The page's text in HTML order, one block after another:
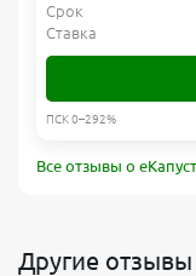
Срок
Ставка
ПСК 0–292%
Все отзывы о
Другие отзывы